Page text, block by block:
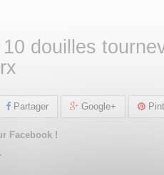
douilles
Partager Google+
Facebook !